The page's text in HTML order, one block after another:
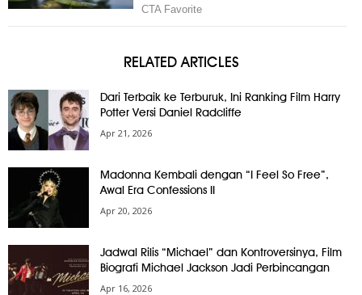
RELATED ARTICLES
Dari Terbaik ke Terburuk, Ini Ranking Film Harry
Potter Versi Daniel Radcliffe
Apr 21, 2026
Madonna Kembali dengan “I Feel So Free”,
Awal Era Confessions II
Apr 20, 2026
Jadwal Rilis “Michael” dan Kontroversinya, Film
Biografi Michael Jackson Jadi Perbincangan
Apr 16, 2026